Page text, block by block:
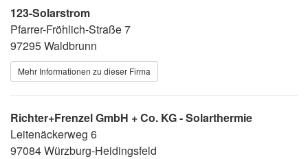
123-Solarstrom
Pfarrer-Fröhlich-Straße 7
97295 Waldbrunn
Mehr Informationen zu dieser Firma
Richter+Frenzel GmbH + Co. KG - Solarthermie
Leitenäckerweg 6
97084 Würzburg-Heidingsfeld